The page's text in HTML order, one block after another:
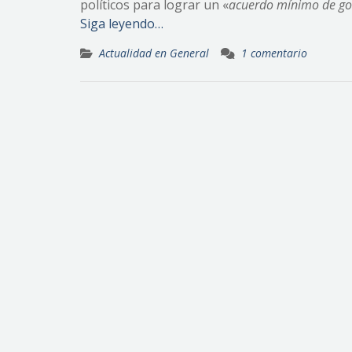
políticos para lograr un «acuerdo mínimo de
Siga leyendo…
Actualidad en General 1 comentario